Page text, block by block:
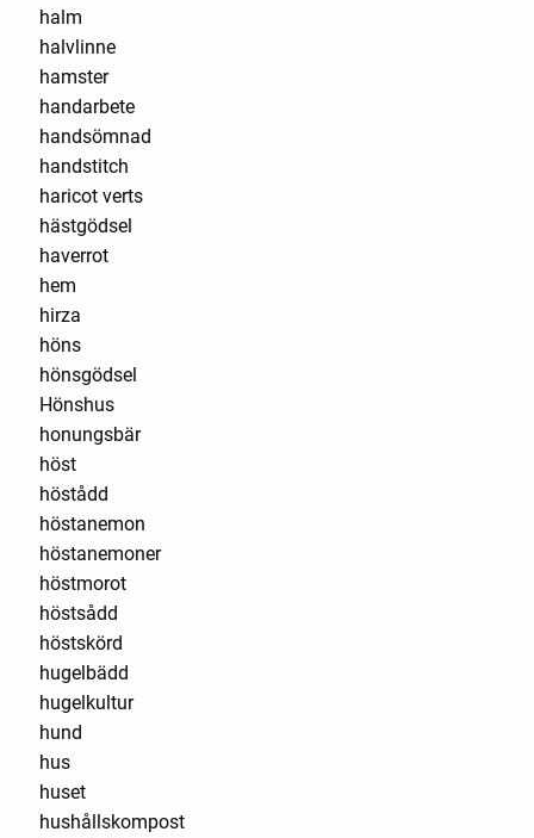
halm
halvlinne
hamster
handarbete
handsömnad
handstitch
haricot verts
hästgödsel
haverrot
hem
hirza
höns
hönsgödsel
Hönshus
honungsbär
höst
höstådd
höstanemon
höstanemoner
höstmorot
höstsådd
höstskörd
hugelbädd
hugelkultur
hund
hus
huset
hushållskompost